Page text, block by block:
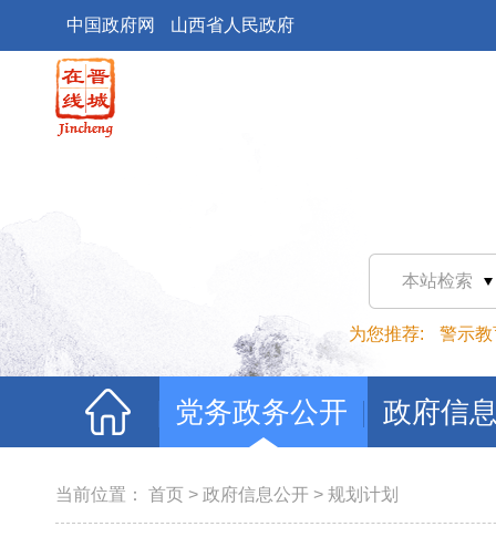
中国政府网 山西省人民政府
本站检索
为您推荐: 警示教
党务政务公开 政府信
当前位置： 首页 > 政府信息公开 > 规划计划